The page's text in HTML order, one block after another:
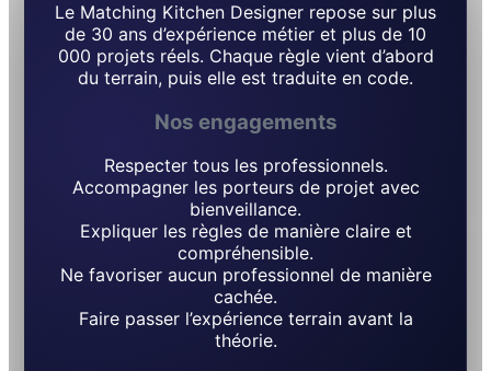
Le Matching Kitchen Designer repose sur plus
de 30 ans d’expérience métier et plus de 10
000 projets réels. Chaque règle vient d’abord
du terrain, puis elle est traduite en code.
Nos engagements
Respecter tous les professionnels.
Accompagner les porteurs de projet avec
bienveillance.
Expliquer les règles de manière claire et
compréhensible.
Ne favoriser aucun professionnel de manière
cachée.
Faire passer l’expérience terrain avant la
théorie.